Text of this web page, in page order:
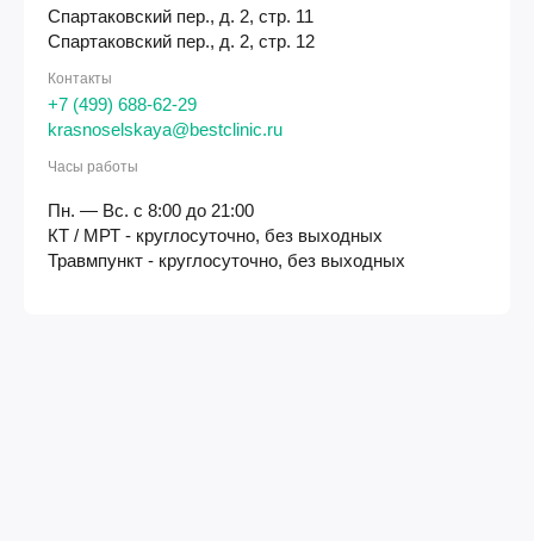
Спартаковский пер., д. 2, стр. 11
Спартаковский пер., д. 2, стр. 12
Контакты
+7 (499) 688-62-29
krasnoselskaya@bestclinic.ru
Часы работы
Пн. — Вс. с 8:00 до 21:00
КТ / МРТ - круглосуточно, без выходных
Травмпункт - круглосуточно, без выходных